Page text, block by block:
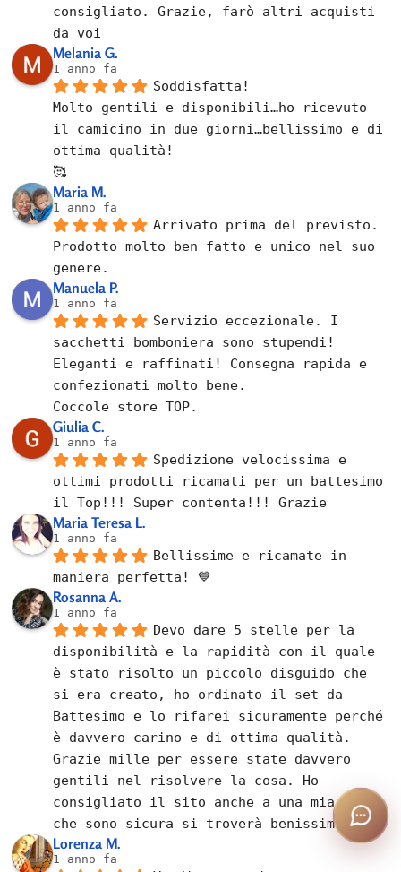
consigliato. Grazie, farò altri acquisti
da voi
Melania G.
1 anno fa
Soddisfatta!
Molto gentili e disponibili…ho ricevuto
il camicino in due giorni…bellissimo e di
ottima qualità!
🥰
Maria M.
1 anno fa
Arrivato prima del previsto.
Prodotto molto ben fatto e unico nel suo
genere.
Manuela P.
1 anno fa
Servizio eccezionale. I
sacchetti bomboniera sono stupendi!
Eleganti e raffinati! Consegna rapida e
confezionati molto bene.
Coccole store TOP.
Giulia C.
1 anno fa
Spedizione velocissima e
ottimi prodotti ricamati per un battesimo
il Top!!! Super contenta!!! Grazie
Maria Teresa L.
1 anno fa
Bellissime e ricamate in
maniera perfetta! 💙
Rosanna A.
1 anno fa
Devo dare 5 stelle per la
disponibilità e la rapidità con il quale
è stato risolto un piccolo disguido che
si era creato, ho ordinato il set da
Battesimo e lo rifarei sicuramente perché
è davvero carino e di ottima qualità.
Grazie mille per essere state davvero
gentili nel risolvere la cosa. Ho
consigliato il sito anche a una mia amica
che sono sicura si troverà benissimo!
Lorenza M.
1 anno fa